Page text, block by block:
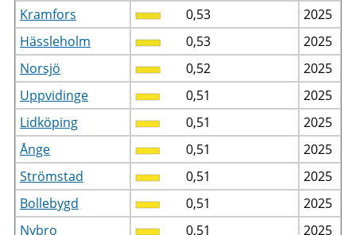
Kramfors
0,53
2025
Hässleholm
0,53
2025
Norsjö
0,52
2025
Uppvidinge
0,51
2025
Lidköping
0,51
2025
Ånge
0,51
2025
Strömstad
0,51
2025
Bollebygd
0,51
2025
Nybro
0,51
2025